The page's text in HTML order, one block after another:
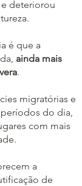
deteriorou
é que a
ainda mais
.
migratórias e
do dia,
com mais
a
de